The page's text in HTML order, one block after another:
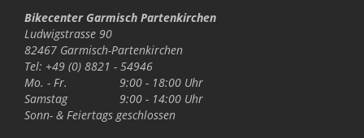
Bikecenter Garmisch Partenkirchen
Ludwigstrasse 90
82467 Garmisch-Partenkirchen
Tel: +49 (0) 8821 - 54946
Mo. - Fr.
9:00 - 18:00 Uhr
Samstag
9:00 - 14:00 Uhr
Sonn- & Feiertags geschlossen